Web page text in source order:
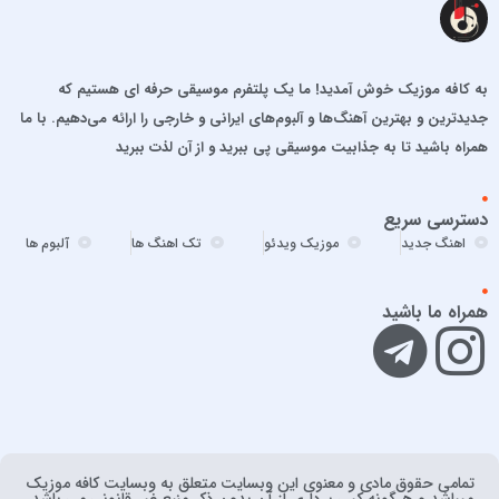
الجان
امید آمری
امید حاجیلی
امید مهداد
امیر تتلو
امیر جعفرنیا
امیر عباس
امیر عباس گلاب
امیرحسین افتخاری
به کافه موزیک خوش آمدید! ما یک پلتفرم موسیقی حرفه ای هستیم که
جدیدترین و بهترین آهنگ‌ها و آلبوم‌های ایرانی و خارجی را ارائه می‌دهیم. با ما
همراه باشید تا به جذابیت موسیقی پی ببرید و از آن لذت ببرید
دسترسی سریع
اهنگ جدید موزیک ویدئو تک اهنگ ها آلبوم ها
همراه ما باشید
تمامی حقوق مادی و معنوی اين وبسايت متعلق به وبسایت کافه موزیک